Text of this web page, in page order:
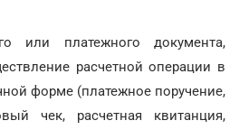
или платежного документа,
расчетной операции в
форме (платежное поручение,
чек, расчетная квитанция,